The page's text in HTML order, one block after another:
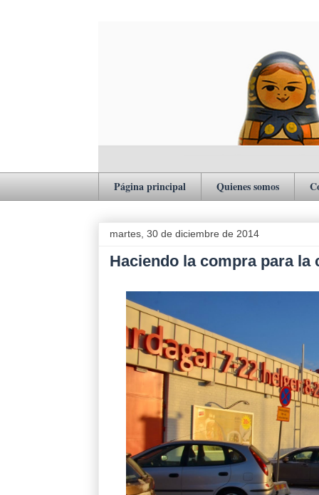
Página principal Quienes somos
martes, 30 de diciembre de 2014
Haciendo la compra para la